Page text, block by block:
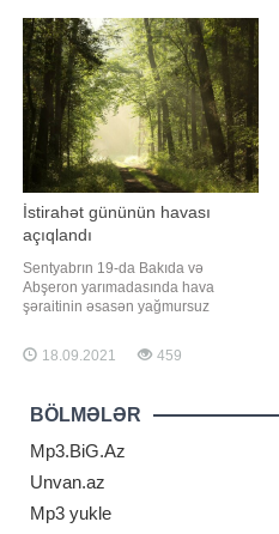
"Məni bağışla, gözəl anam.
Qardaşlarıma və dostlarıma vaxt
ayırmadan köçüb getdim"
İstirahət gününün havası
açıqlandı
Sentyabrın 19-da Bakıda və
Abşeron yarımadasında hava
şəraitinin əsasən yağmursuz
Milli Hidrometeorologiya
Xidmətindən məlumat verilib.
gündüz cənub-şərq küləyi ilə əvəz
olunacaq. Havanın temperaturu
gecə 18-21 isti, gündüz 25-28 isti
18.09.2021 459
BÖLMƏLƏR
Mp3.BiG.Az
Unvan.az
Mp3 yukle